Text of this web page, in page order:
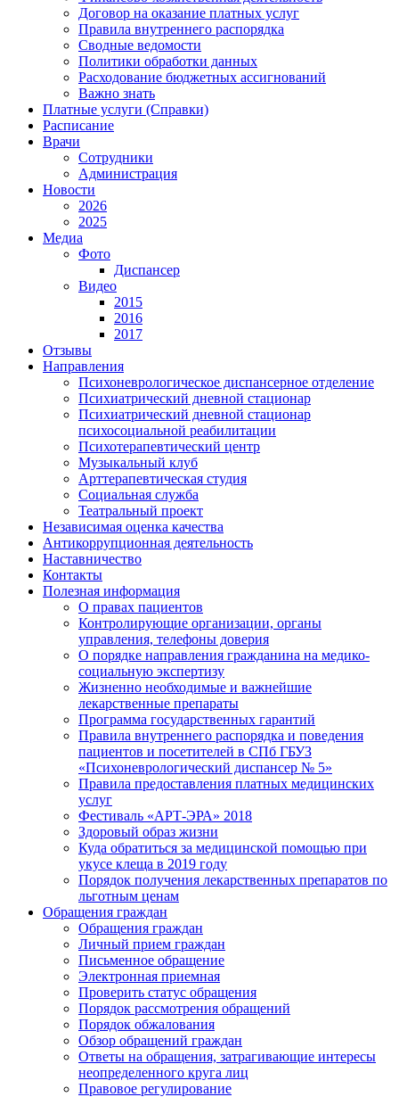
Договор на оказание платных услуг
Правила внутреннего распорядка
Сводные ведомости
Политики обработки данных
Расходование бюджетных ассигнований
Важно знать
Платные услуги (Справки)
Расписание
Врачи
Сотрудники
Администрация
Новости
2026
2025
Медиа
Фото
Диспансер
Видео
2015
2016
2017
Отзывы
Направления
Психоневрологическое диспансерное отделение
Психиатрический дневной стационар
Психиатрический дневной стационар
психосоциальной реабилитации
Психотерапевтический центр
Музыкальный клуб
Арттерапевтическая студия
Социальная служба
Театральный проект
Независимая оценка качества
Антикоррупционная деятельность
Наставничество
Контакты
Полезная информация
О правах пациентов
Контролирующие организации, органы
управления, телефоны доверия
О порядке направления гражданина на медико-
социальную экспертизу
Жизненно необходимые и важнейшие
лекарственные препараты
Программа государственных гарантий
Правила внутреннего распорядка и поведения
пациентов и посетителей в СПб ГБУЗ
«Психоневрологический диспансер № 5»
Правила предоставления платных медицинских
услуг
Фестиваль «АРТ-ЭРА» 2018
Здоровый образ жизни
Куда обратиться за медицинской помощью при
укусе клеща в 2019 году
Порядок получения лекарственных препаратов по
льготным ценам
Обращения граждан
Обращения граждан
Личный прием граждан
Письменное обращение
Электронная приемная
Проверить статус обращения
Порядок рассмотрения обращений
Порядок обжалования
Обзор обращений граждан
Ответы на обращения, затрагивающие интересы
неопределенного круга лиц
Правовое регулирование